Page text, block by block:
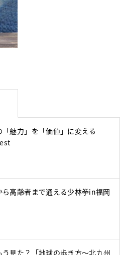
「魅力」を「価値」に変える
ら高齢者まで通える少林拳in福岡
う見た？「地球の歩き方～北九州